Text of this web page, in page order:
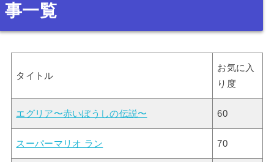
事一覧
タイトル
お気に入
り度
エグリア〜赤いぼうしの伝説〜 60
スーパーマリオ ラン 70